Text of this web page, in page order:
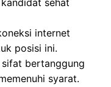
sehat
internet
posisi ini.
bertanggung
syarat.